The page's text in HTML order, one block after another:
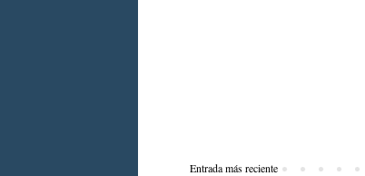
Entrada más reciente